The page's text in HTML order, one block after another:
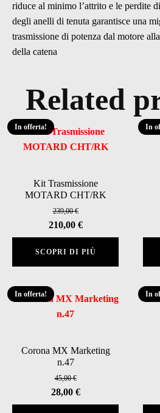
riduce al minimo l’attrito e le perdite
degli anelli di tenuta garantisce una
trasmissione di potenza dal motore
della catena
Related
In offerta!
Kit Trasmissione
MOTARD CHT/RK
239,00€
Il
prezzo
originale
era:
239,00 €.
210,00 €Il
prezzo
attuale
è:
SCOPRI DI PIÙ
In
In offerta!
Corona MX Marketing
n.47
45,00€
Il
prezzo
28,00 €Il
prezzo
In